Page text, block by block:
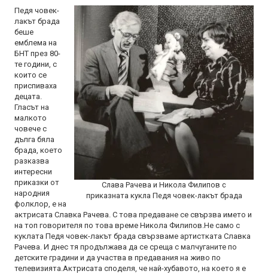
Слава Рачева и Никола Филипов с
приказната кукла Педя човек-лакът брада
Педя човек-
лакът брада
беше
емблема на
БНТ през 80-
те години, с
които се
приспиваха
децата.
Гласът на
малкото
човече с
дълга бяла
брада, което
разказва
интересни
приказки от
народния
фолклор, е на
актрисата Славка Рачева. С това предаване се свързва името и
на топ говорителя по това време Никола Филипов.Не само с
куклата Педя човек-лакът брада свързваме артистката Славка
Рачева. И днес тя продължава да се среща с малчуганите по
детските градини и да участва в предавания на живо по
телевизията.Актрисата споделя, че най-хубавото, на което я е